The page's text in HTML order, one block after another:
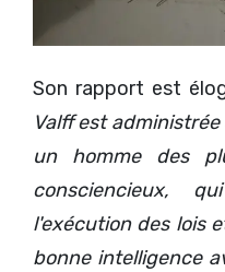
Son rapport est
Valff est
un homme des
consciencieux,
l'exécution des lois
bonne intelligence